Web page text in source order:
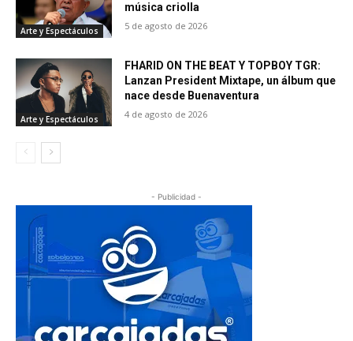
Arte y Espectáculos
música criolla
5 de agosto de 2026
Arte y Espectáculos
FHARID ON THE BEAT Y TOPBOY TGR:
Lanzan President Mixtape, un álbum que
nace desde Buenaventura
4 de agosto de 2026
- Publicidad -